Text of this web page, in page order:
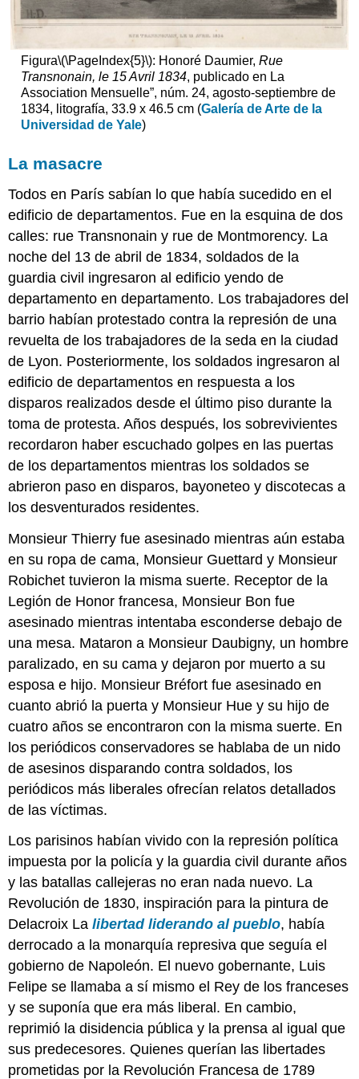
Jean-
François
Millet,
Las
Escladoras
para
enseñanza
y
el
aprendizaje:
Manet
Édouard
Manet,
Música
en
los
Jardines
de
las
Tullerías
en
las
Tullerías
de
Velázquez
Composición
estilo
Baudelaire
y
“El
de
la
vida
flâneur
La
modernidad
lo
fugaz
Nueva
perspectiva
Recursos
adicionales:
Edouard
Manet,
“¡Me
están
lloviendo
insultos!”
Burlándose
Figura\(\PageIndex{5}\): Honoré Daumier, Rue
Transnonain, le 15 Avril 1834, publicado en La
Association Mensuelle”, núm. 24, agosto-septiembre de
1834, litografía, 33.9 x 46.5 cm (Galería de Arte de la
Universidad de Yale)
La masacre
Todos en París sabían lo que había sucedido en el
edificio de departamentos. Fue en la esquina de dos
calles: rue Transnonain y rue de Montmorency. La
noche del 13 de abril de 1834, soldados de la
guardia civil ingresaron al edificio yendo de
departamento en departamento. Los trabajadores del
barrio habían protestado contra la represión de una
revuelta de los trabajadores de la seda en la ciudad
de Lyon. Posteriormente, los soldados ingresaron al
edificio de departamentos en respuesta a los
disparos realizados desde el último piso durante la
toma de protesta. Años después, los sobrevivientes
recordaron haber escuchado golpes en las puertas
de los departamentos mientras los soldados se
abrieron paso en disparos, bayoneteo y discotecas a
los desventurados residentes.
Monsieur Thierry fue asesinado mientras aún estaba
en su ropa de cama, Monsieur Guettard y Monsieur
Robichet tuvieron la misma suerte. Receptor de la
Legión de Honor francesa, Monsieur Bon fue
asesinado mientras intentaba esconderse debajo de
una mesa. Mataron a Monsieur Daubigny, un hombre
paralizado, en su cama y dejaron por muerto a su
esposa e hijo. Monsieur Bréfort fue asesinado en
cuanto abrió la puerta y Monsieur Hue y su hijo de
cuatro años se encontraron con la misma suerte. En
los periódicos conservadores se hablaba de un nido
de asesinos disparando contra soldados, los
periódicos más liberales ofrecían relatos detallados
de las víctimas.
Los parisinos habían vivido con la represión política
impuesta por la policía y la guardia civil durante años
y las batallas callejeras no eran nada nuevo. La
Revolución de 1830, inspiración para la pintura de
Delacroix Lalibertad liderando al pueblo, había
derrocado a la monarquía represiva que seguía el
gobierno de Napoleón. El nuevo gobernante, Luis
Felipe se llamaba a sí mismo el Rey de los franceses
y se suponía que era más liberal. En cambio,
reprimió la disidencia pública y la prensa al igual que
sus predecesores. Quienes querían las libertades
prometidas por la Revolución Francesa de 1789